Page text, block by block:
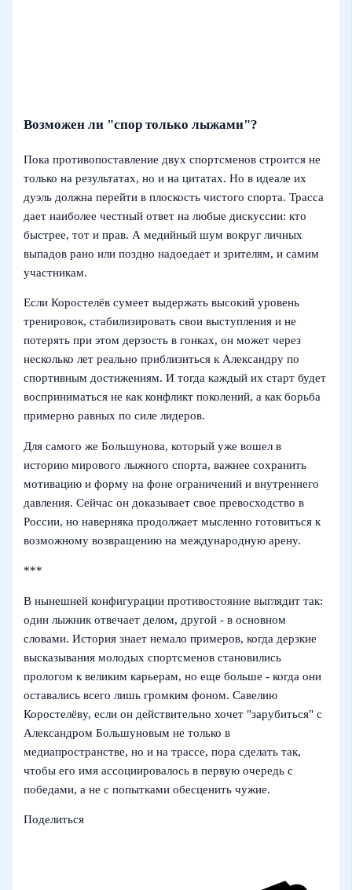
Возможен ли "спор только лыжами"?
Пока противопоставление двух спортсменов строится не
только на результатах, но и на цитатах. Но в идеале их
дуэль должна перейти в плоскость чистого спорта. Трасса
дает наиболее честный ответ на любые дискуссии: кто
быстрее, тот и прав. А медийный шум вокруг личных
выпадов рано или поздно надоедает и зрителям, и самим
участникам.
Если Коростелёв сумеет выдержать высокий уровень
тренировок, стабилизировать свои выступления и не
потерять при этом дерзость в гонках, он может через
несколько лет реально приблизиться к Александру по
спортивным достижениям. И тогда каждый их старт будет
восприниматься не как конфликт поколений, а как борьба
примерно равных по силе лидеров.
Для самого же Большунова, который уже вошел в
историю мирового лыжного спорта, важнее сохранить
мотивацию и форму на фоне ограничений и внутреннего
давления. Сейчас он доказывает свое превосходство в
России, но наверняка продолжает мысленно готовиться к
возможному возвращению на международную арену.
***
В нынешней конфигурации противостояние выглядит так:
один лыжник отвечает делом, другой - в основном
словами. История знает немало примеров, когда дерзкие
высказывания молодых спортсменов становились
прологом к великим карьерам, но еще больше - когда они
оставались всего лишь громким фоном. Савелию
Коростелёву, если он действительно хочет "зарубиться" с
Александром Большуновым не только в
медиапространстве, но и на трассе, пора сделать так,
чтобы его имя ассоциировалось в первую очередь с
победами, а не с попытками обесценить чужие.
Поделиться